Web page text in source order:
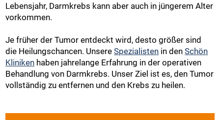
Lebensjahr, Darmkrebs kann aber auch in jüngerem Alter
vorkommen.
Je früher der Tumor entdeckt wird, desto größer sind
die Heilungschancen. UnsereSpezialisten in denSchön
Kliniken haben jahrelange Erfahrung in der operativen
Behandlung von Darmkrebs. Unser Ziel ist es, den Tumor
vollständig zu entfernen und den Krebs zu heilen.